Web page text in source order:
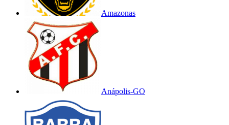
Amazonas
Anápolis-GO